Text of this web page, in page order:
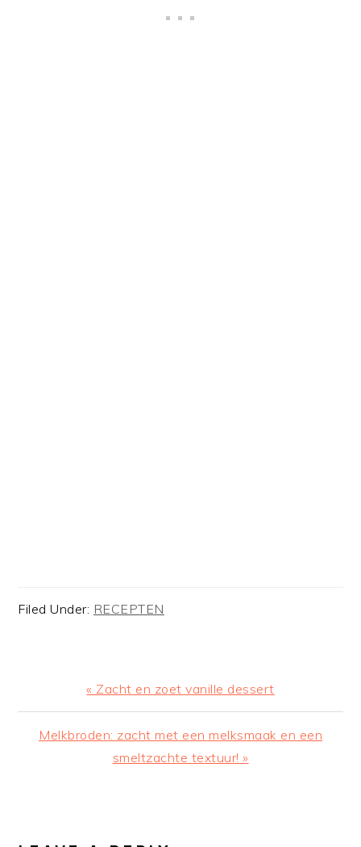
Filed Under: RECEPTEN
Previous
Post:
« Zacht en zoet vanille dessert
Next
Melkbroden: zacht met een melksmaak en een
smeltzachte textuur! »
INTERACTIONS